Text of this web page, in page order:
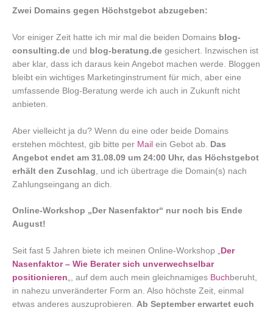
Zwei Domains gegen Höchstgebot abzugeben:
Vor einiger Zeit hatte ich mir mal die beiden Domains blog-
consulting.de und blog-beratung.de gesichert. Inzwischen ist
aber klar, dass ich daraus kein Angebot machen werde. Bloggen
bleibt ein wichtiges Marketinginstrument für mich, aber eine
umfassende Blog-Beratung werde ich auch in Zukunft nicht
anbieten.
Aber vielleicht ja du? Wenn du eine oder beide Domains
erstehen möchtest, gib bitte per Mail ein Gebot ab. Das
Angebot endet am 31.08.09 um 24:00 Uhr, das Höchstgebot
erhält den Zuschlag , und ich übertrage die Domain(s) nach
Zahlungseingang an dich.
Online-Workshop „Der Nasenfaktor“ nur noch bis Ende
August!
Seit fast 5 Jahren biete ich meinen Online-Workshop „ Der
Nasenfaktor – Wie Berater sich unverwechselbar
positionieren„, auf dem auch mein gleichnamiges Buch beruht,
in nahezu unveränderter Form an. Also höchste Zeit, einmal
etwas anderes auszuprobieren. Ab September erwartet euch